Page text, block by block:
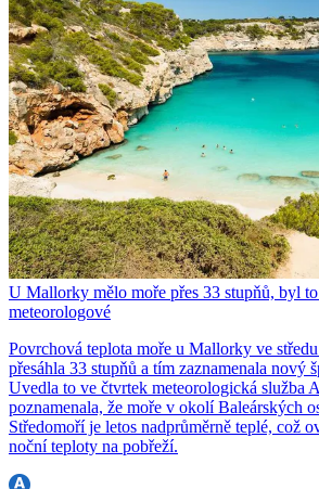
U Mallorky mělo moře přes 33 stupňů, byl
meteorologové
Povrchová teplota moře u Mallorky ve
přesáhla 33 stupňů a tím zaznamenala nový
Uvedla to ve čtvrtek meteorologická služba
poznamenala, že moře v okolí Baleárských
Středomoří je letos nadprůměrně teplé, což
noční teploty na pobřeží.